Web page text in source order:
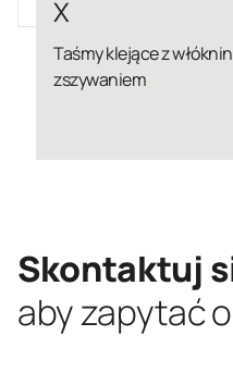
klejące z włókniny
Skontaktuj
aby zapytać